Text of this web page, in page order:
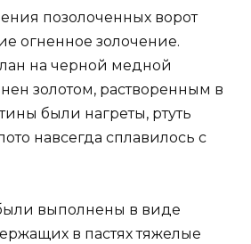
позолоченных ворот
огненное золочение.
на черной медной
золотом, растворенным в
были нагреты, ртуть
навсегда сплавилось с
выполнены в виде
в пастях тяжелые